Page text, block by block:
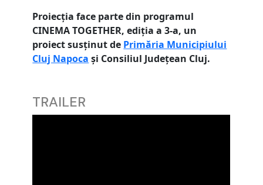
Proiecția face parte din programul
CINEMA TOGETHER, ediția a 3-a, un
proiect susținut de Primăria Municipiului
Cluj Napoca și Consiliul Județean Cluj.
TRAILER